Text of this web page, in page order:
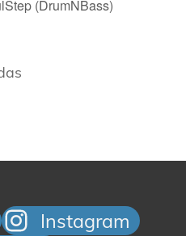
(DrumNBass)
Instagram